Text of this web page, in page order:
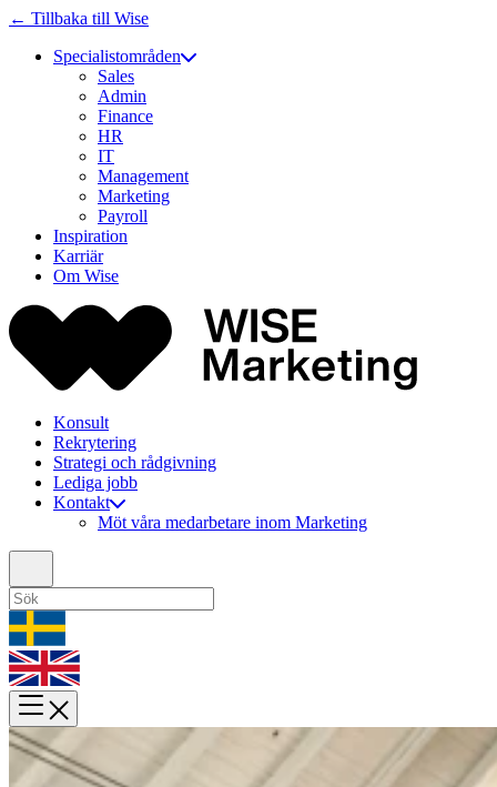
← Tillbaka till Wise
Specialistområden
Sales
Admin
Finance
HR
IT
Management
Marketing
Payroll
Inspiration
Karriär
Om Wise
Konsult
Rekrytering
Strategi och rådgivning
Lediga jobb
Kontakt
Möt våra medarbetare inom Marketing